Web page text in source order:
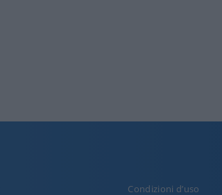
Condizioni d’uso